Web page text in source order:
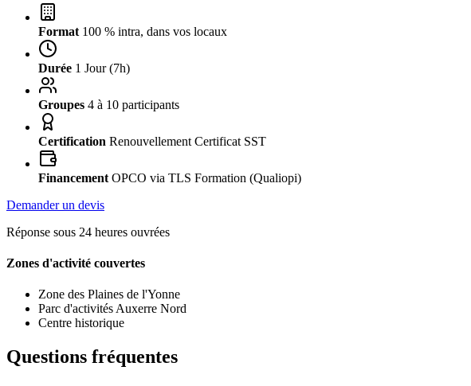
Format 100 % intra, dans vos locaux
Durée 1 Jour (7h)
Groupes 4 à 10 participants
Certification Renouvellement Certificat SST
Financement OPCO via TLS Formation (Qualiopi)
Demander un devis
Réponse sous 24 heures ouvrées
Zones d'activité couvertes
Zone des Plaines de l'Yonne
Parc d'activités Auxerre Nord
Centre historique
Questions fréquentes